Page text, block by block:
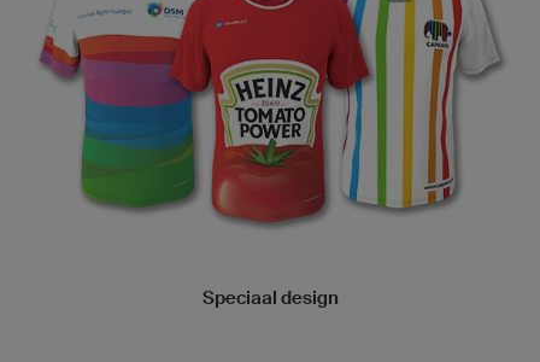
Speciaal design